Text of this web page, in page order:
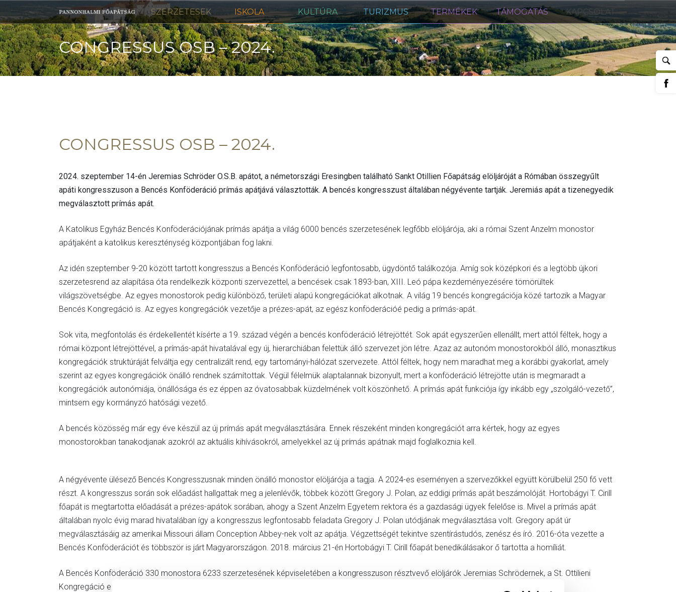
to
content
SZERZETESEK ISKOLA KULTÚRA TURIZMUS TERMÉKEK TÁMOGATÁS KAPCSOLAT
CONGRESSUS OSB – 2024.
CONGRESSUS OSB – 2024.
2024. szeptember 14-én Jeremias Schröder O.S.B. apátot, a németországi Eresingben található Sankt Otillien Főapátság elöljáróját a Rómában összegyűlt
apáti kongresszuson a Bencés Konföderáció prímás apátjává választották. A bencés kongresszust általában négyévente tartják. Jeremiás apát a tizenegyedik
megválasztott prímás apát.
A Katolikus Egyház Bencés Konföderációjának prímás apátja a világ 6000 bencés szerzetesének legfőbb elöljárója, aki a római Szent Anzelm monostor
apátjaként a katolikus kereszténység központjában fog lakni.
Az idén szeptember 9-20 között tartott kongresszus a Bencés Konföderáció legfontosabb, ügydöntő találkozója. Amíg sok középkori és a legtöbb újkori
szerzetesrend az alapítása óta rendelkezik központi szervezettel, a bencések csak 1893-ban, XIII. Leó pápa kezdeményezésére tömörültek
világszövetségbe. Az egyes monostorok pedig különböző, területi alapú kongregációkat alkotnak. A világ 19 bencés kongregációja közé tartozik a Magyar
Bencés Kongregáció is. Az egyes kongregációk vezetője a prézes-apát, az egész konföderációé pedig a prímás-apát.
Sok vita, megfontolás és érdekellentét kísérte a 19. század végén a bencés konföderáció létrejöttét. Sok apát egyszerűen ellenállt, mert attól féltek, hogy a
római központ létrejöttével, a prímás-apát hivatalával egy új, hierarchiában felettük álló szervezet jön létre. Azaz az autonóm monostorokból álló, monasztikus
kongregációk struktúráját felváltja egy centralizált rend, egy tartományi-hálózat szervezete. Attól féltek, hogy nem maradhat meg a korábbi gyakorlat, amely
szerint az egyes kongregációk önálló rendnek számítottak. Végül félelmük alaptalannak bizonyult, mert a konföderáció létrejötte után is megmaradt a
kongregációk autonómiája, önállósága és ez éppen az óvatosabbak küzdelmének volt köszönhető. A prímás apát funkciója így inkább egy „szolgáló-vezető”,
mintsem egy kormányzó hatósági vezető.
A bencés közösség már egy éve készül az új prímás apát megválasztására. Ennek részeként minden kongregációt arra kértek, hogy az egyes
monostorokban tanakodjanak azokról az aktuális kihívásokról, amelyekkel az új prímás apátnak majd foglalkoznia kell.
A négyévente ülésező Bencés Kongresszusnak minden önálló monostor elöljárója a tagja. A 2024-es eseményen a szervezőkkel együtt körülbelül 250 fő vett
részt. A kongresszus során sok előadást hallgattak meg a jelenlévők, többek között Gregory J. Polan, az eddigi prímás apát beszámolóját. Hortobágyi T. Cirill
főapát is megtartotta előadását a prézes-apátok sorában, ahogy a Szent Anzelm Egyetem rektora és a gazdasági ügyek felelőse is. Mivel a prímás apát
általában nyolc évig marad hivatalában így a kongresszus legfontosabb feladata Gregory J. Polan utódjának megválasztása volt. Gregory apát úr
megválasztásáig az amerikai Missouri állam Conception Abbey-nek volt az apátja. Végzettségét tekintve szentírástudós, zenész és író. 2016-óta vezette a
Bencés Konföderációt és többször is járt Magyarországon. 2018. március 21-én Hortobágyi T. Cirill főapát benedikálásakor ő tartotta a homíliát.
A Bencés Konföderáció 330 monostora 6233 szerzetesének képviseletében a kongresszuson résztvevő elöljárók Jeremias Schrödernek, a St. Ottilieni
Kongregáció eddigi prézes apátjának szavaztak bizalmat, így a következő nyolc évben ő a teljes szerzetesközösség új prímás apátja.